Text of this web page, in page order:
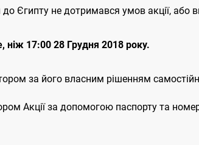
Єгипту не дотримався умов акції, або
ніж 17:00 28 Грудня 2018 року.
за його власним рішенням
Акції за допомогою паспорту та